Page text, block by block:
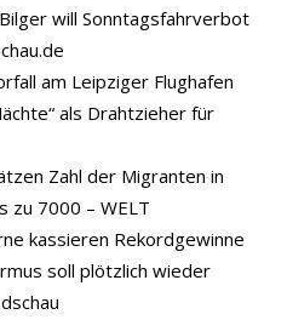
will Sonntagsfahrverbot
am Leipziger Flughafen
als Drahtzieher für
Zahl der Migranten in
zu 7000 – WELT
kassieren Rekordgewinne
soll plötzlich wieder